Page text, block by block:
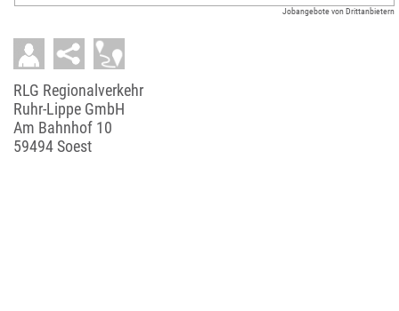
Jobangebote von Drittanbietern
RLG Regionalverkehr
Ruhr-Lippe GmbH
Am Bahnhof 10
59494 Soest